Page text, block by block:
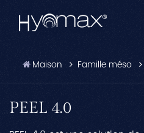
Maison Famille méso
PEEL 4.0